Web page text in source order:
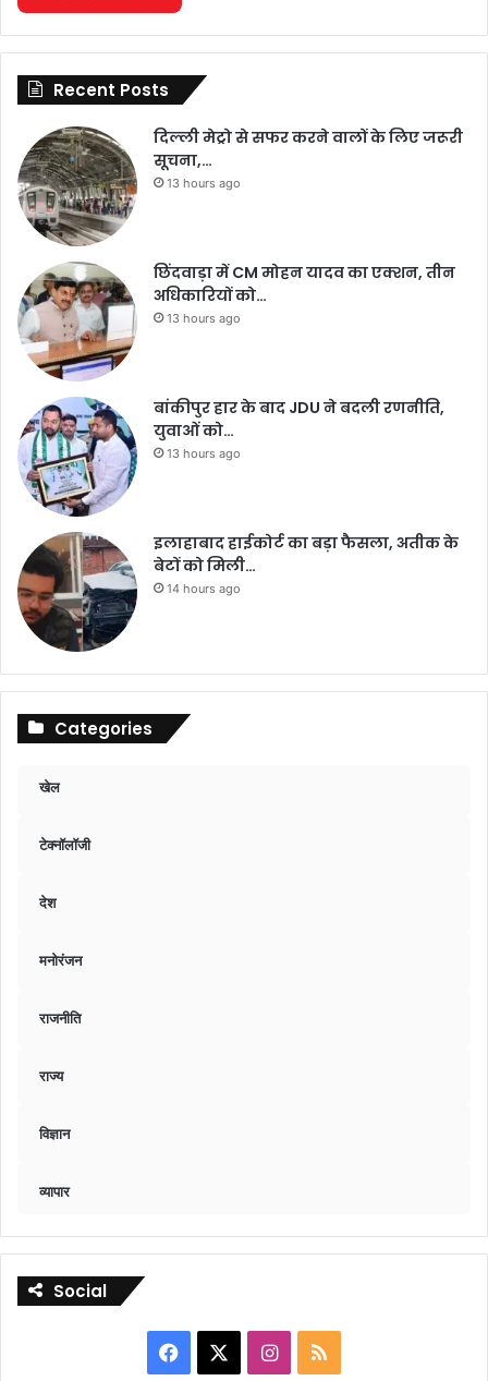
Recent Posts
दिल्ली मेट्रो से सफर करने वालों के लिए जरूरी
सूचना,…
13 hours ago
छिंदवाड़ा में CM मोहन यादव का एक्शन, तीन
अधिकारियों को…
13 hours ago
बांकीपुर हार के बाद JDU ने बदली रणनीति,
युवाओं को…
13 hours ago
इलाहाबाद हाईकोर्ट का बड़ा फैसला, अतीक के
बेटों को मिली…
14 hours ago
Categories
खेल
टेक्नॉलॉजी
देश
मनोरंजन
राजनीति
राज्य
विज्ञान
व्यापार
Social
Facebook Instagram
RSS